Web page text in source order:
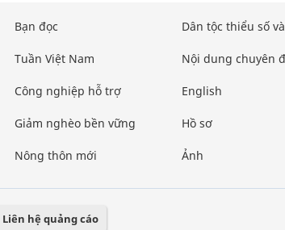
Bạn đọc
Tuần Việt Nam
Công nghiệp hỗ trợ
Giảm nghèo bền vững
Nông thôn mới
Dân tộc thiểu số
Nội dung chuyên
English
Hồ sơ
Ảnh
Liên hệ quảng cáo